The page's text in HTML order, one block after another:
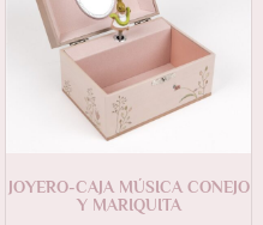
JOYERO-CAJA MÚSICA CONEJO
Y MARIQUITA